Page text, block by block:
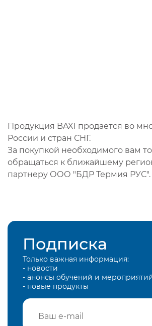
Продукция BAXI продается во
России и стран СНГ.
За покупкой необходимого вам
обращаться к ближайшему
партнеру ООО "БДР Термия РУС".
Подписка
Только важная информация:
- новости
- анонсы обучений и
- новые продукты